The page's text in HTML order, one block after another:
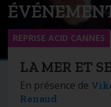
LA MER ET
En présence de
Renaud
REPRISE ACID CANNES